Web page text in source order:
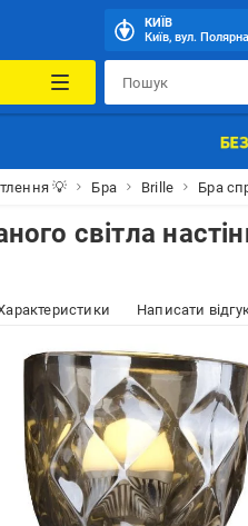
КИЇВ
Київ, вул.
💡 Бра Brille Бра
світла
Написати